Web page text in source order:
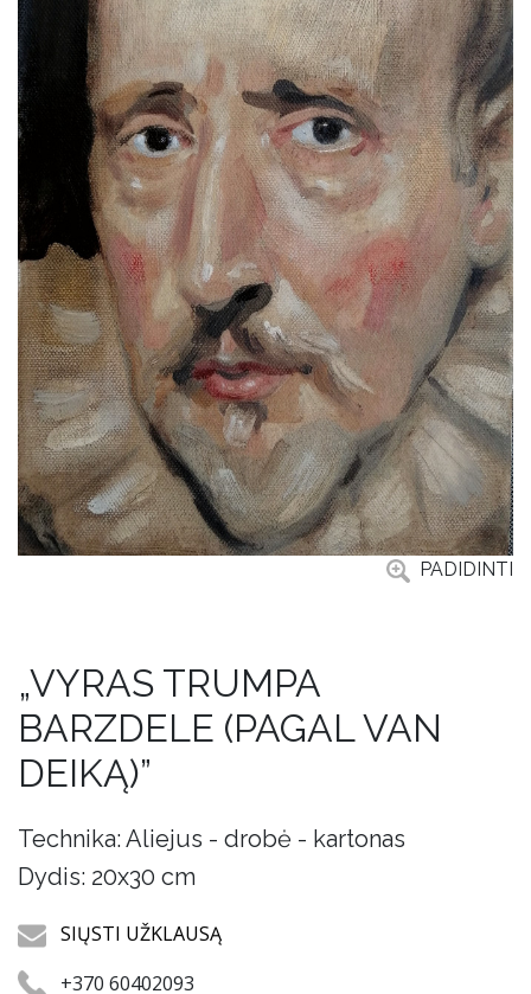
PADIDINTI
„VYRAS TRUMPA
BARZDELE (PAGAL VAN
DEIKĄ)”
Technika: Aliejus - drobė - kartonas
Dydis: 20x30 cm
SIŲSTI UŽKLAUSĄ
+370 60402093